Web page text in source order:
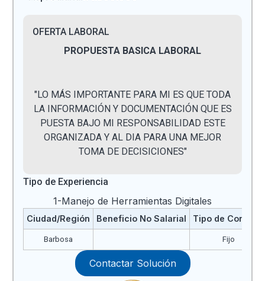
OFERTA LABORAL
PROPUESTA BASICA LABORAL
"LO MÁS IMPORTANTE PARA MI ES QUE TODA
LA INFORMACIÓN Y DOCUMENTACIÓN QUE ES
PUESTA BAJO MI RESPONSABILIDAD ESTE
ORGANIZADA Y AL DIA PARA UNA MEJOR
TOMA DE DECISICIONES"
Tipo de Experiencia
1-Manejo de Herramientas Digitales
Ciudad/Región Beneficio No Salarial Tipo de Contrato
Barbosa Fijo
Contactar Solución